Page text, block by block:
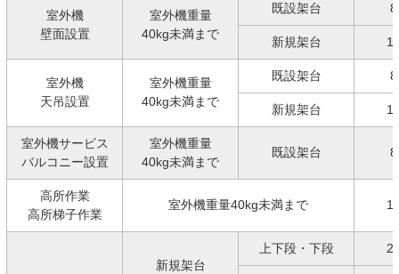
室外機
壁面設置
室外機重量
40kg未満まで
既設架台
新規架台
室外機
天吊設置
室外機重量
40kg未満まで
既設架台
新規架台
室外機サービス
バルコニー設置
室外機重量
40kg未満まで
既設架台
高所作業
高所梯子作業
室外機重量40kg未満まで
新規架台
上下段・下段